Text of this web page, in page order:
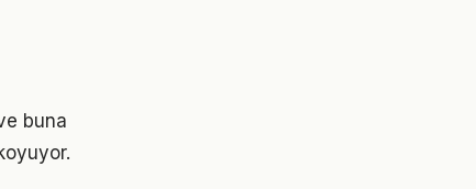
buna